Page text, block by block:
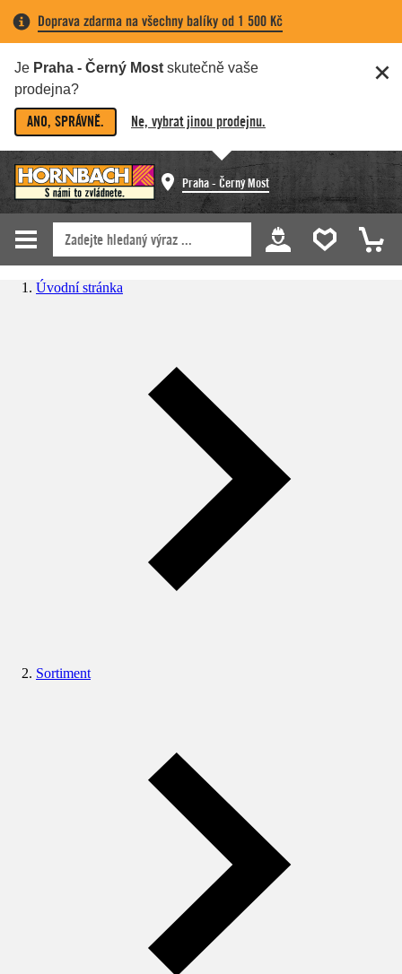
Doprava zdarma na všechny balíky od 1 500 Kč
Je Praha - Černý Most skutečně vaše
prodejna?
ANO, SPRÁVNĚ. Ne, vybrat jinou prodejnu.
Praha - Černý Most
Úvodní stránka
Sortiment